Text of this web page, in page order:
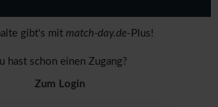
gibt's mit match-day.de-Plus!
hast schon einen Zugang?
Zum Login